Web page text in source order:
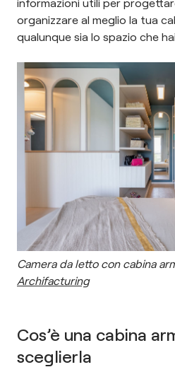
organizzare al meglio la tua
qualunque sia lo spazio che
Camera da letto con cabina
Archifacturing
Cos’è una cabina
sceglierla